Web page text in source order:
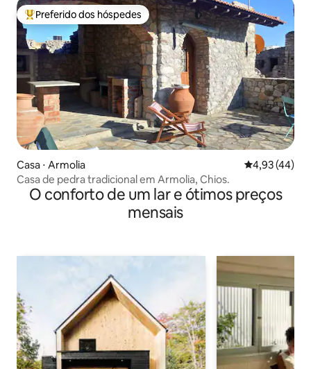
Entre os melhores preferidos dos hóspedes
Preferido dos hóspedes
Casa ⋅ Armolia 4,93 de uma
4,93 (44)
Casa de pedra tradicional em Armolia, Chios.
O conforto de um lar e ótimos preços
mensais